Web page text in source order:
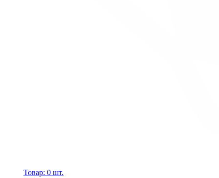
Товар: 0 шт.